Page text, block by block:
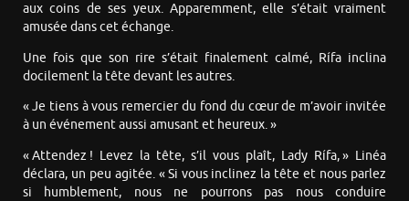
aux coins de ses yeux. Apparemment, elle s’était vraiment
amusée dans cet échange.
Une fois que son rire s’était finalement calmé, Rífa inclina
docilement la tête devant les autres.
« Je tiens à vous remercier du fond du cœur de m’avoir invitée
à un événement aussi amusant et heureux. »
« Attendez ! Levez la tête, s’il vous plaît, Lady Rífa, » Linéa
déclara, un peu agitée. « Si vous inclinez la tête et nous parlez
si humblement, nous ne pourrons pas nous conduire